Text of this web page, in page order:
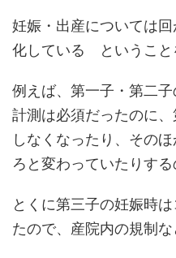
妊娠・出産については
化している ということ
例えば、第一子・第二
計測は必須だったのに
しなくなったり、その
ろと変わっていたりする
とくに第三子の妊娠時
たので、産院内の規制な